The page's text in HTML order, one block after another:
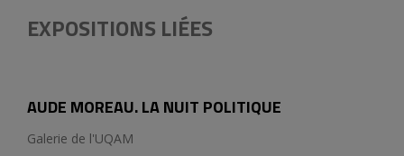
EXPOSITIONS LIÉES
AUDE MOREAU. LA NUIT POLITIQUE
Galerie de l'UQAM